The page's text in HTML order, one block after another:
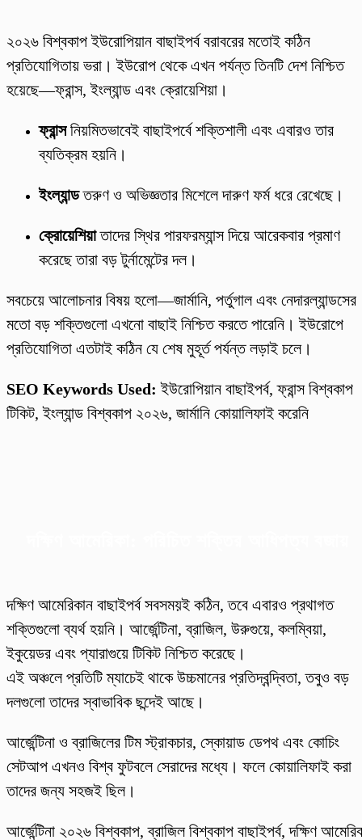
২০২৬ বিশ্বকাপ ইউরোপিয়ান বাছাইপর্ব বরাবরের মতোই কঠিন
প্রতিযোগিতায় ভরা। ইউরোপ থেকে এখন পর্যন্ত তিনটি দেশ নিশ্চিত
হয়েছে—ফ্রান্স, ইংল্যান্ড এবং ক্রোয়েশিয়া।
ফ্রান্সনিয়মিতভাবেই বাছাইপর্বে শক্তিশালী এবং এবারও তার
ব্যতিক্রম হয়নি।
ইংল্যান্ডতরুণ ও অভিজ্ঞতার মিশেলে দারুণ ফর্ম ধরে রেখেছে।
ক্রোয়েশিয়াতাদের স্থির পারফরম্যান্স দিয়ে আরেকবার প্রমাণ
করেছে তারা বড় টুর্নামেন্টের দল।
সবচেয়ে আলোচনার বিষয় হলো—জার্মানি, পর্তুগাল এবং নেদারল্যান্ডসের
মতো বড় শক্তিগুলো এখনো বাছাই নিশ্চিত করতে পারেনি। ইউরোপে
প্রতিযোগিতা এতটাই কঠিন যে শেষ মুহূর্ত পর্যন্ত লড়াই চলে।
SEO Keywords Used: ইউরোপিয়ান বাছাইপর্ব, ফ্রান্স বিশ্বকাপ
টিকিট, ইংল্যান্ড বিশ্বকাপ ২০২৬, জার্মানি কোয়ালিফাই করেনি
দক্ষিণ আমেরিকান বাছাইপর্ব সবসময়ই কঠিন, তবে এবারও প্রথাগত
শক্তিগুলো ব্যর্থ হয়নি। আর্জেন্টিনা, ব্রাজিল, উরুগুয়ে, কলম্বিয়া,
ইকুয়েডর এবং প্যারাগুয়ে টিকিট নিশ্চিত করেছে।
এই অঞ্চলে প্রতিটি ম্যাচেই থাকে উচ্চমানের প্রতিদ্বন্দ্বিতা, তবুও বড়
দলগুলো তাদের স্বাভাবিক ছন্দেই আছে।
আর্জেন্টিনা ও ব্রাজিলের টিম স্ট্রাকচার, স্কোয়াড ডেপথ এবং কোচিং
সেটআপ এখনও বিশ্ব ফুটবলে সেরাদের মধ্যে। ফলে কোয়ালিফাই করা
তাদের জন্য সহজই ছিল।
আর্জেন্টিনা ২০২৬ বিশ্বকাপ, ব্রাজিল বিশ্বকাপ বাছাইপর্ব, দক্ষিণ